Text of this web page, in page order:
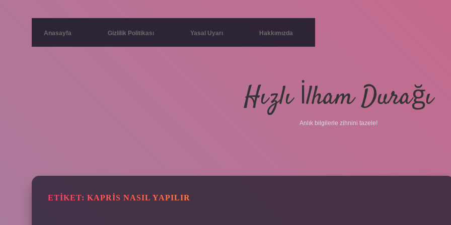
Anasayfa Gizlilik Politikası Yasal Uyarı Hakkımızda
Hızlı İlham Durağı
Anlık bilgilerle zihnini tazele!
ETIKET: KAPRIS NASIL YAPILIR